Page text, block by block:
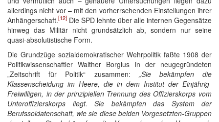
allerdings nicht vor – mit den vorherrschenden Einstellungen ihrer
Anhängerschaft.[12] Die SPD lehnte über alle internen Gegensätze
hinweg das Militär nicht grundsätzlich ab, sondern nur seine
quasi-absolutistische Form.
Die Grundzüge sozialdemokratischer Wehrpolitik faßte 1908 der
Politikwissenschaftler Walther Borgius in der neugegründeten
„Zeitschrift für Politik“ zusammen: „Sie bekämpfen die
Klassenscheidung im Heere, die in dem Institut der Einjährig-
Freiwilligen, in der prinzipiellen Trennung des Offizierskorps vom
Unteroffizierskorps liegt. Sie bekämpfen das System der
Berufssoldatenschaft, wie sie diese beiden Vorgesetzten-Gruppen